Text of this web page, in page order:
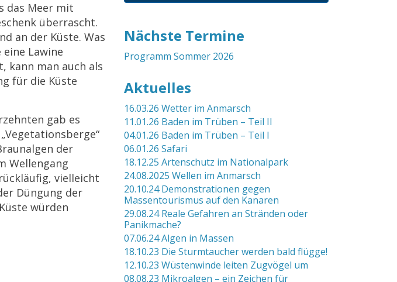
das Meer mit
überrascht.
an der Küste. Was
Lawine
kann man auch als
für die Küste
gab es
der
Wellengang
vielleicht
Düngung der
würden
Nächste Termine
Programm Sommer 2026
Aktuelles
16.03.26 Wetter im Anmarsch
11.01.26 Baden im Trüben – Teil II
04.01.26 Baden im Trüben – Teil I
06.01.26 Safari
18.12.25 Artenschutz im Nationalpark
24.08.2025 Wellen im Anmarsch
20.10.24 Demonstrationen gegen
Massentourismus auf den Kanaren
29.08.24 Reale Gefahren an Stränden oder
Panikmache?
07.06.24 Algen in Massen
18.10.23 Die Sturmtaucher werden bald flügge!
12.10.23 Wüstenwinde leiten Zugvögel um
08.08.23 Mikroalgen – ein Zeichen für